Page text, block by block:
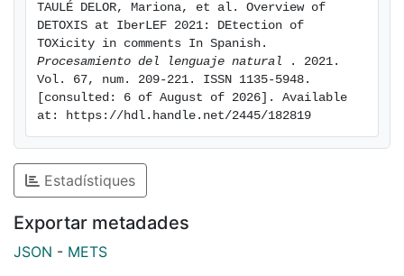
TAULÉ DELOR, Mariona, et al. Overview of
DETOXIS at IberLEF 2021: DEtection of
Procesamiento del lenguaje natural
. 2021.
Vol. 67, num. 209-221. ISSN 1135-5948.
[consulted: 6 of August of 2026]. Available
at: https://hdl.handle.net/2445/182819
Estadístiques
Exportar metadades
JSON - METS